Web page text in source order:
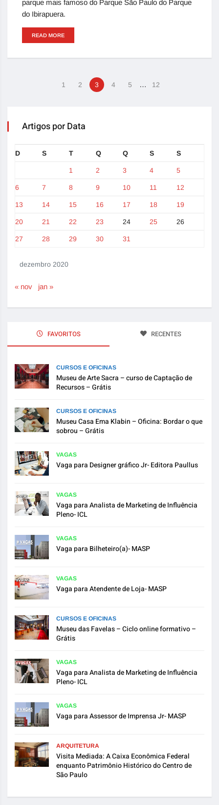
parque mais famoso do Parque São Paulo do Parque
do Ibirapuera.
READ MORE
1 2 3 4 5 … 12
Artigos por Data
dezembro 2020
D S T Q Q S S
1 2 3 4 5
6 7 8 9 10 11 12
13 14 15 16 17 18 19
20 21 22 23 24 25 26
27 28 29 30 31
« nov jan »
FAVORITOS RECENTES
CURSOS E OFICINAS
Museu de Arte Sacra – curso de Captação de
Recursos – Grátis
CURSOS E OFICINAS
Museu Casa Ema Klabin – Oficina: Bordar o que
sobrou – Grátis
VAGAS
Vaga para Designer gráfico Jr- Editora Paullus
VAGAS
Vaga para Analista de Marketing de Influência
Pleno- ICL
VAGAS
Vaga para Bilheteiro(a)- MASP
VAGAS
Vaga para Atendente de Loja- MASP
CURSOS E OFICINAS
Museu das Favelas – Ciclo online formativo –
Grátis
VAGAS
Vaga para Analista de Marketing de Influência
Pleno- ICL
VAGAS
Vaga para Assessor de Imprensa Jr- MASP
ARQUITETURA
Visita Mediada: A Caixa Econômica Federal
enquanto Patrimônio Histórico do Centro de
São Paulo